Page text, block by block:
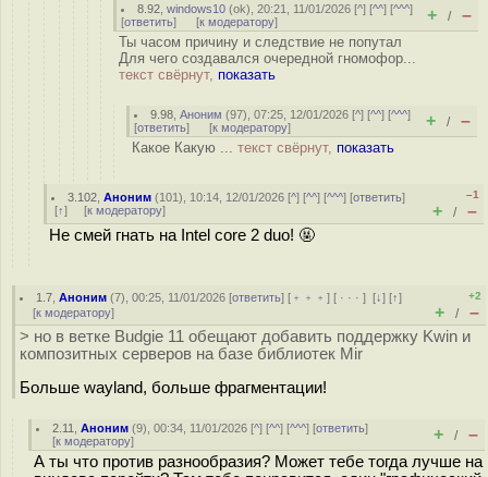
8.92 ,windows10 (ok), 20:21, 11/01/2026 [^] [^^] [^^^]
[ответить] [к модератору] + / –
Ты часом причину и следствие не попутал
Для чего создавался очередной гномофор...
текст свёрнут, показать
9.98 ,Аноним (97), 07:25, 12/01/2026 [^] [^^] [^^^]
[ответить] [к модератору] + / –
Какое Какую ... текст свёрнут, показать
3.102 ,Аноним (101), 10:14, 12/01/2026 [^] [^^] [^^^] [ответить]
[↑] [к модератору]
–1
+ / –
Не смей гнать на Intel core 2 duo! 🤬
1.7 ,Аноним (7), 00:25, 11/01/2026 [ответить] [ ﹢﹢﹢] [ · · ·][↓] [↑]
[к модератору]
+2
+ / –
> но в ветке Budgie 11 обещают добавить поддержку Kwin и
композитных серверов на базе библиотек Mir
Больше wayland, больше фрагментации!
2.11 ,Аноним (9), 00:34, 11/01/2026 [^] [^^] [^^^] [ответить]
[к модератору] + / –
А ты что против разнообразия? Может тебе тогда лучше на